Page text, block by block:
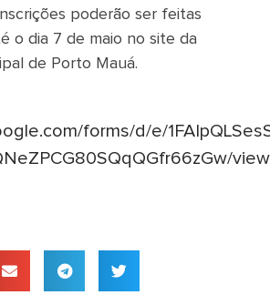
poderão ser feitas
o dia 7 de maio no site da
de Porto Mauá.
forms/d/e/